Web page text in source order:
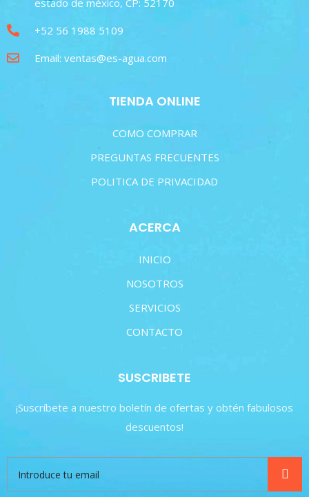
estado de méxico, CP: 52170
+52 56 1988 5109
Email: ventas@es-agua.com
TIENDA ONLINE
COMO COMPRAR
PREGUNTAS FRECUENTES
POLITICA DE PRIVACIDAD
ACERCA
INICIO
NOSOTROS
SERVICIOS
CONTACTO
SUSCRIBETE
¡Suscríbete a nuestro boletín de ofertas y obtén fabulosos
descuentos!